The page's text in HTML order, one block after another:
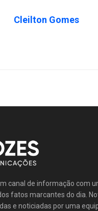
Cleilton Gomes
canal de informação com
fatos marcantes do dia.
e noticiadas por uma